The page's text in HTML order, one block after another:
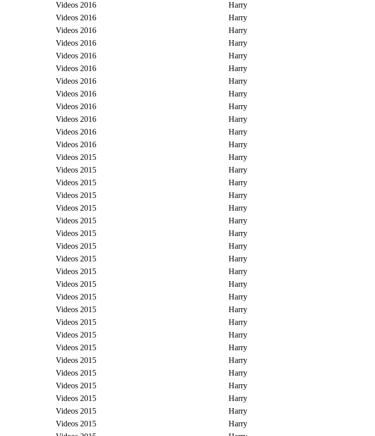
Videos 2016
Harry
Videos 2016
Harry
Videos 2016
Harry
Videos 2016
Harry
Videos 2016
Harry
Videos 2016
Harry
Videos 2016
Harry
Videos 2016
Harry
Videos 2016
Harry
Videos 2016
Harry
Videos 2016
Harry
Videos 2016
Harry
Videos 2015
Harry
Videos 2015
Harry
Videos 2015
Harry
Videos 2015
Harry
Videos 2015
Harry
Videos 2015
Harry
Videos 2015
Harry
Videos 2015
Harry
Videos 2015
Harry
Videos 2015
Harry
Videos 2015
Harry
Videos 2015
Harry
Videos 2015
Harry
Videos 2015
Harry
Videos 2015
Harry
Videos 2015
Harry
Videos 2015
Harry
Videos 2015
Harry
Videos 2015
Harry
Videos 2015
Harry
Videos 2015
Harry
Videos 2015
Harry